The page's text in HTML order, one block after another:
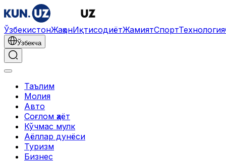
ЎзбекистонЖаҳонИқтисодиётЖамиятСпортТехнология
Ўзбекча
Таълим
Молия
Авто
Соғлом ҳаёт
Кўчмас мулк
Аёллар дунёси
Туризм
Бизнес